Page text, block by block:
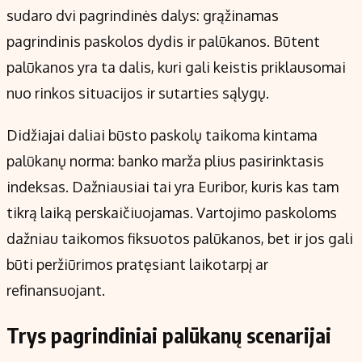
sudaro dvi pagrindinės dalys: grąžinamas
pagrindinis paskolos dydis ir palūkanos. Būtent
palūkanos yra ta dalis, kuri gali keistis priklausomai
nuo rinkos situacijos ir sutarties sąlygų.
Didžiajai daliai būsto paskolų taikoma kintama
palūkanų norma: banko marža plius pasirinktasis
indeksas. Dažniausiai tai yra Euribor, kuris kas tam
tikrą laiką perskaičiuojamas. Vartojimo paskoloms
dažniau taikomos fiksuotos palūkanos, bet ir jos gali
būti peržiūrimos pratęsiant laikotarpį ar
refinansuojant.
Trys pagrindiniai palūkanų scenarijai